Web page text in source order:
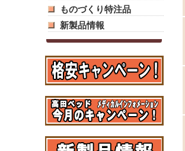
ものづくり特注品
新製品情報